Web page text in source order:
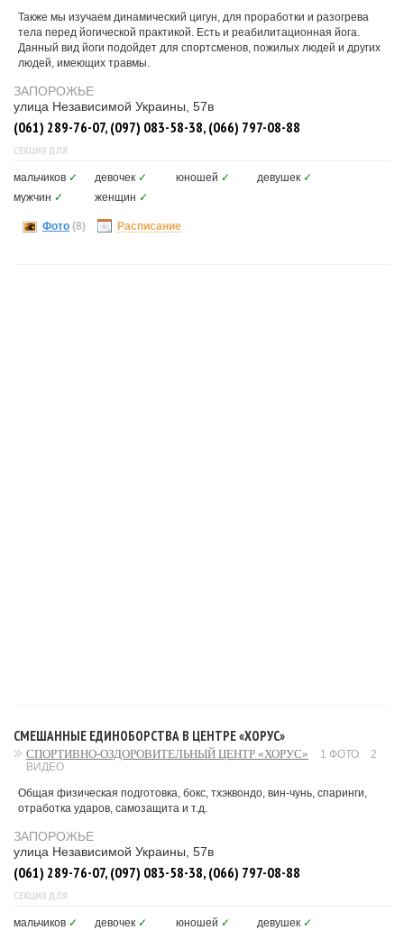
Также мы изучаем динамический цигун, для проработки и разогрева
тела перед йогической практикой. Есть и реабилитационная йога.
Данный вид йоги подойдет для спортсменов, пожилых людей и других
людей, имеющих травмы.
ЗАПОРОЖЬЕ
улица Независимой Украины, 57в
(061) 289-76-07, (097) 083-58-38, (066) 797-08-88
СЕКЦИЯ ДЛЯ
мальчиков ✓ девочек ✓ юношей ✓ девушек ✓
мужчин ✓ женщин ✓
Фото (8) Расписание
СМЕШАННЫЕ ЕДИНОБОРСТВА В ЦЕНТРЕ «ХОРУС»
СПОРТИВНО-ОЗДОРОВИТЕЛЬНЫЙ ЦЕНТР «ХОРУС» 1 ФОТО
2
ВИДЕО
Общая физическая подготовка, бокс, тхэквондо, вин-чунь, спаринги,
отработка ударов, самозащита и т.д.
ЗАПОРОЖЬЕ
улица Независимой Украины, 57в
(061) 289-76-07, (097) 083-58-38, (066) 797-08-88
СЕКЦИЯ ДЛЯ
мальчиков ✓ девочек ✓ юношей ✓ девушек ✓